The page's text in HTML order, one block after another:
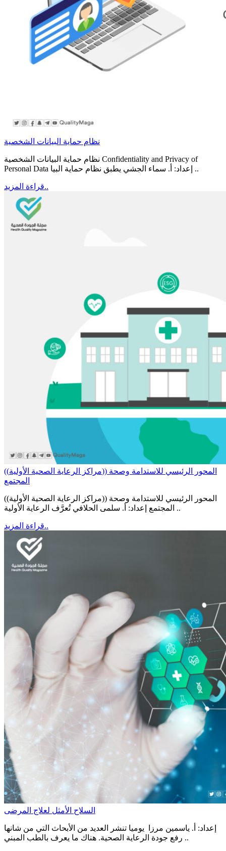
نظام حماية البيانات الشخصية
نظام حماية البيانات الشخصية Confidentiality and Privacy of
Personal Data إعداد: أ. سماء الجشي يطبق نظام حماية البيا ..
قراءة المزيد..
((مراكز الرعاية الصحية الأولية)) المحور الرئيسي للاستدامة وصحة
المجتمع
((مراكز الرعاية الصحية الأولية)) المحور الرئيسي للاستدامة وصحة
المجتمع إعداد: أ. سلمى الحلافي تُعرَّف الرعاية الأولية ..
قراءة المزيد..
السلاح الأمثل لعلاج المرضى
إعداد: أ. ياسمين مرزا يوميا تنشر العديد من الأبحاث التي من شانها
رفع جودة الرعاية الصحية. هناك ما يعرف بالطب المبني ..